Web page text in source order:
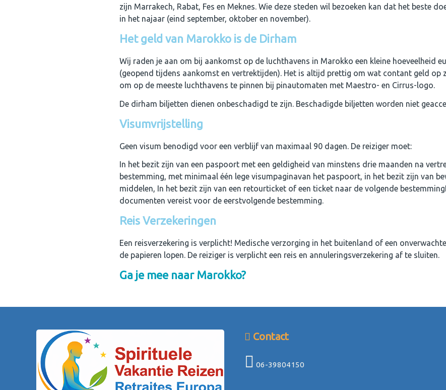
zijn Marrakech, Rabat, Fes en Meknes. Wie deze steden wil bezoeken kan dat het beste
in het najaar (eind september, oktober en november).
Het geld van Marokko is de Dirham
Wij raden je aan om bij aankomst op de luchthavens in Marokko een kleine hoeveelheid
(geopend tijdens aankomst en vertrektijden). Het is altijd prettig om wat contant geld op
om op de meeste luchthavens te pinnen bij pinautomaten met Maestro- en Cirrus-logo.
De dirham biljetten dienen onbeschadigd te zijn. Beschadigde biljetten worden niet
Visumvrijstelling
Geen visum benodigd voor een verblijf van maximaal 90 dagen. De reiziger moet:
In het bezit zijn van een paspoort met een geldigheid van minstens drie maanden na
bestemming, met minimaal één lege visumpaginavan het paspoort, in het bezit zijn van
middelen, In het bezit zijn van een retourticket of een ticket naar de volgende
documenten vereist voor de eerstvolgende bestemming.
Reis Verzekeringen
Een reisverzekering is verplicht! Medische verzorging in het buitenland of een
de papieren lopen. De reiziger is verplicht een reis en annuleringsverzekering af te sluiten.
Ga je mee naar Marokko?
Contact
06-39804150